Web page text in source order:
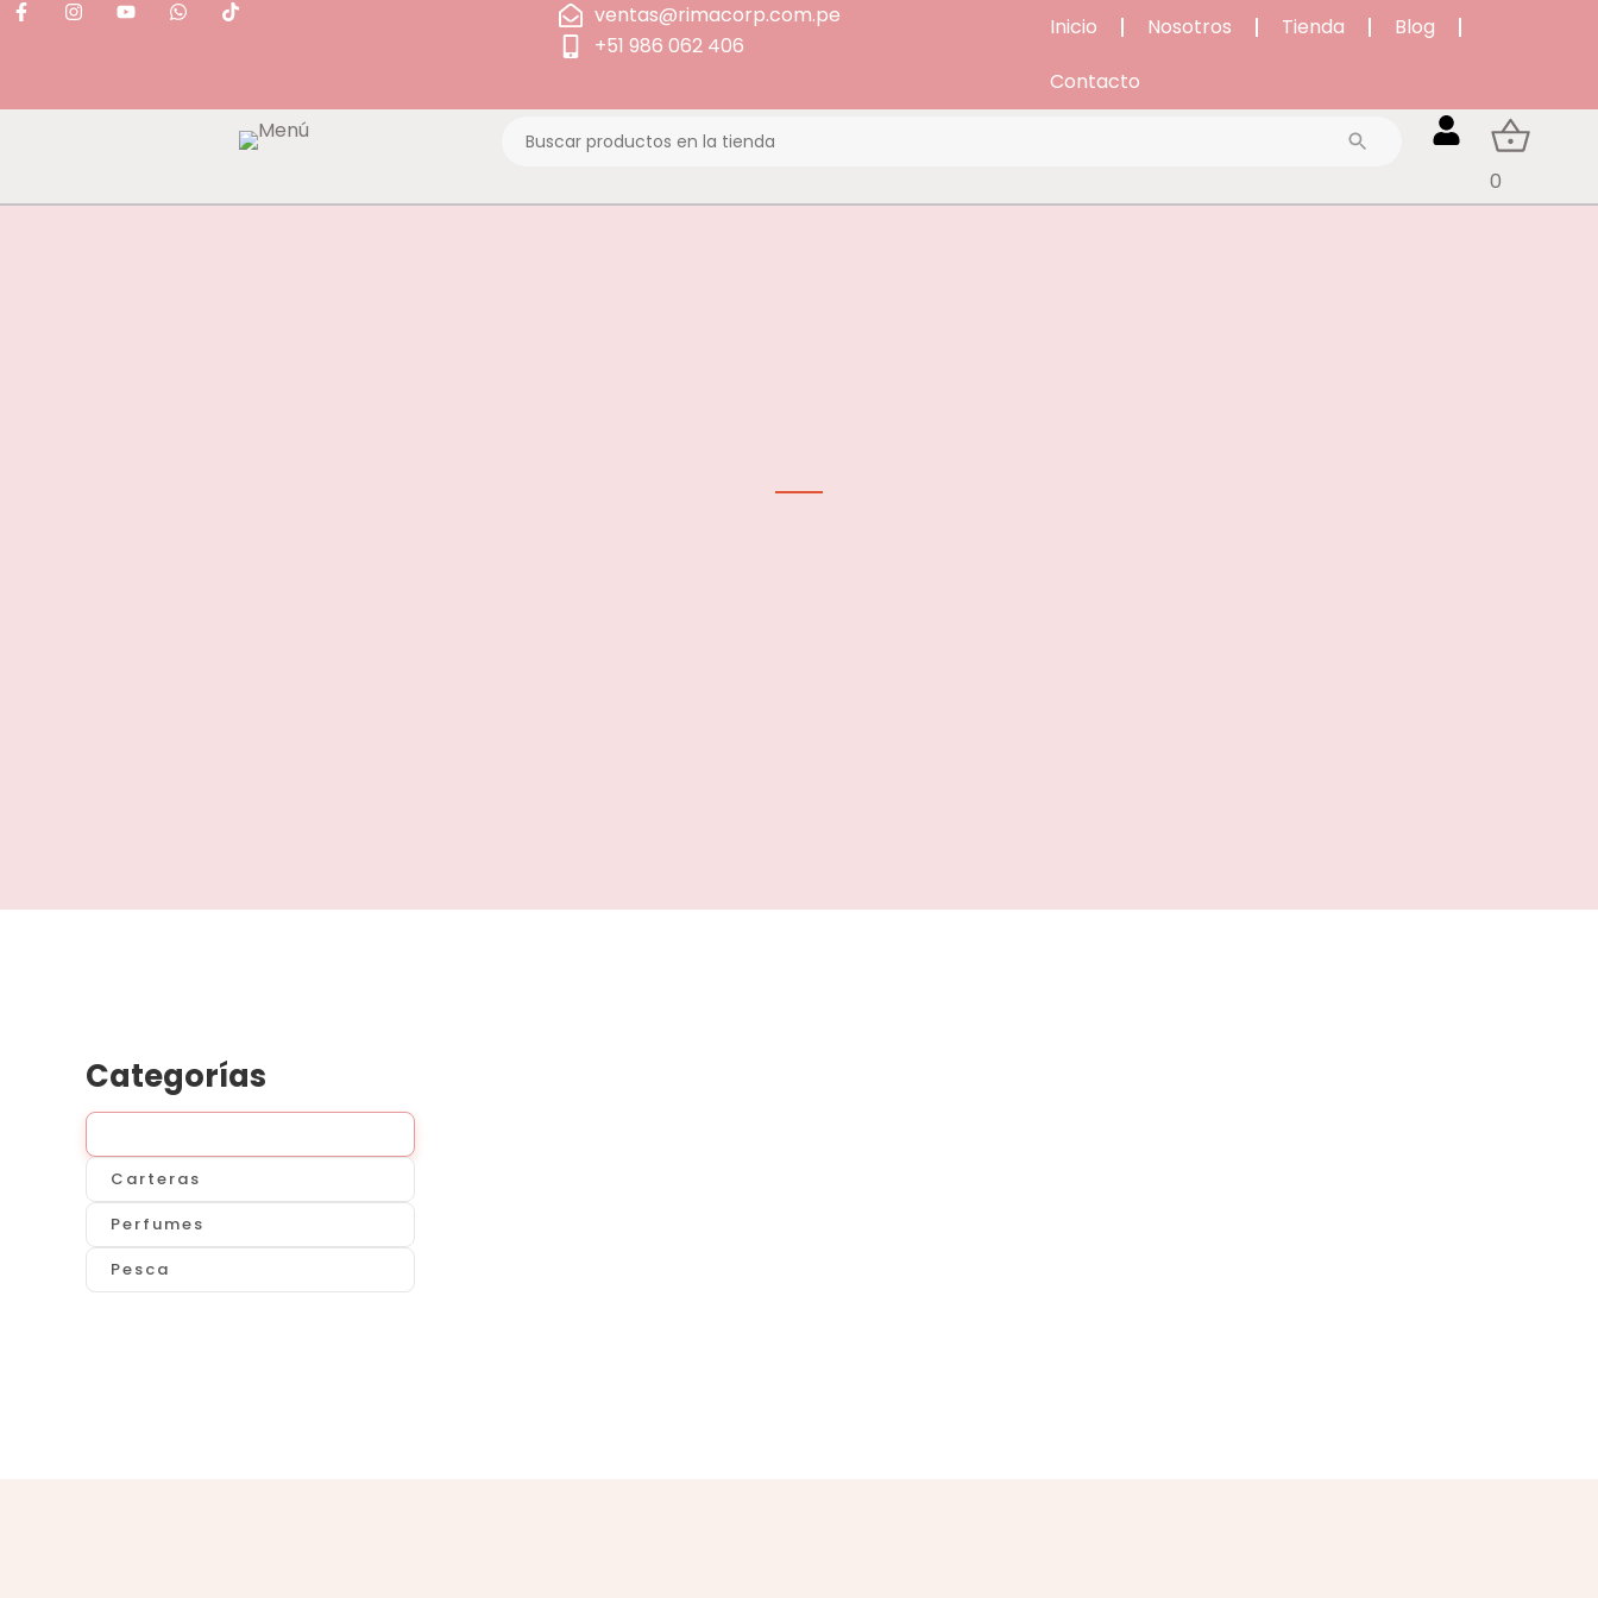
ventas@rimacorp.com.pe
+51 986 062 406
Inicio Nosotros Tienda
Blog
Contacto
0
Categorías
Carteras
Perfumes
Pesca